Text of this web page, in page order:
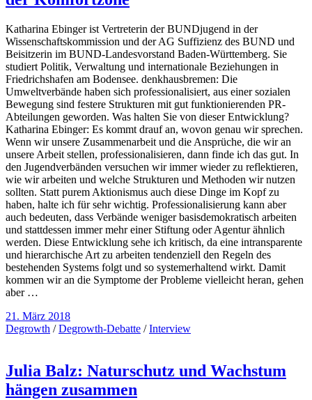
Katharina Ebinger ist Vertreterin der BUNDjugend in der
Wissenschaftskommission und der AG Suffizienz des BUND und
Beisitzerin im BUND-Landesvorstand Baden-Württemberg. Sie
studiert Politik, Verwaltung und internationale Beziehungen in
Friedrichshafen am Bodensee. denkhausbremen: Die
Umweltverbände haben sich professionalisiert, aus einer sozialen
Bewegung sind festere Strukturen mit gut funktionierenden PR-
Abteilungen geworden. Was halten Sie von dieser Entwicklung?
Katharina Ebinger: Es kommt drauf an, wovon genau wir sprechen.
Wenn wir unsere Zusammenarbeit und die Ansprüche, die wir an
unsere Arbeit stellen, professionalisieren, dann finde ich das gut. In
den Jugendverbänden versuchen wir immer wieder zu reflektieren,
wie wir arbeiten und welche Strukturen und Methoden wir nutzen
sollten. Statt purem Aktionismus auch diese Dinge im Kopf zu
haben, halte ich für sehr wichtig. Professionalisierung kann aber
auch bedeuten, dass Verbände weniger basisdemokratisch arbeiten
und stattdessen immer mehr einer Stiftung oder Agentur ähnlich
werden. Diese Entwicklung sehe ich kritisch, da eine intransparente
und hierarchische Art zu arbeiten tendenziell den Regeln des
bestehenden Systems folgt und so systemerhaltend wirkt. Damit
kommen wir an die Symptome der Probleme vielleicht heran, gehen
aber …
21. März 2018
Degrowth /Degrowth-Debatte /Interview
Julia Balz: Naturschutz und Wachstum
hängen zusammen